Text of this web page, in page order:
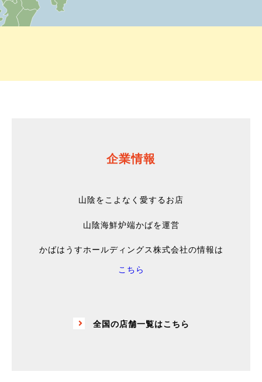
企業情報
山陰をこよなく愛するお店
山陰海鮮炉端かばを運営
かばはうすホールディングス株式会社の情報は
こちら
全国の店舗一覧はこちら